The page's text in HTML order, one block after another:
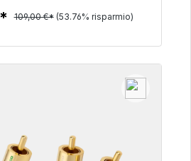
109,00 €* (53.76% risparmio)